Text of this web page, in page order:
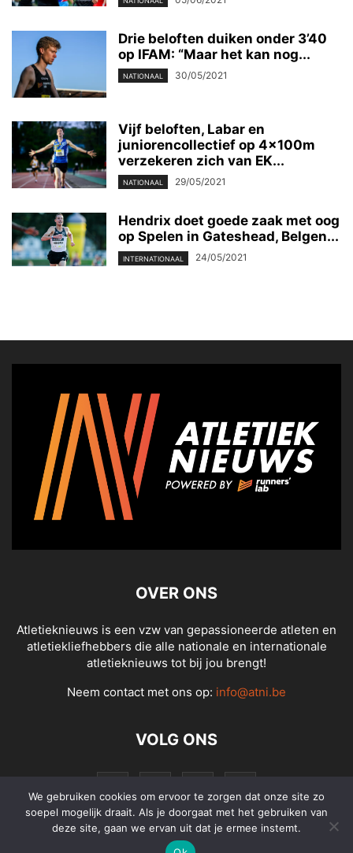
Drie beloften duiken onder 3’40
op IFAM: “Maar het kan nog...
NATIONAAL 30/05/2021
Vijf beloften, Labar en
juniorencollectief op 4x100m
verzekeren zich van EK...
NATIONAAL 29/05/2021
Hendrix doet goede zaak met oog
op Spelen in Gateshead, Belgen...
INTERNATIONAAL 24/05/2021
OVER ONS
Atletieknieuws is een vzw van gepassioneerde atleten en
atletiekliefhebbers die alle nationale en internationale
atletieknieuws tot bij jou brengt!
Neem contact met ons op: info@atni.be
VOLG ONS
We gebruiken cookies om ervoor te zorgen dat onze site zo
soepel mogelijk draait. Als je doorgaat met het gebruiken van
deze site, gaan we ervan uit dat je ermee instemt.